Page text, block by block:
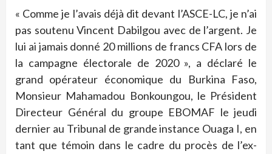
« Comme je l’avais déjà dit devant l’ASCE-LC, je n’ai
pas soutenu Vincent Dabilgou avec de l’argent. Je
lui ai jamais donné 20 millions de francs CFA lors de
la campagne électorale de 2020 », a déclaré le
grand opérateur économique du Burkina Faso,
Monsieur Mahamadou Bonkoungou, le Président
Directeur Général du groupe EBOMAF le jeudi
dernier au Tribunal de grande instance Ouaga I, en
tant que témoin dans le cadre du procès de l’ex-